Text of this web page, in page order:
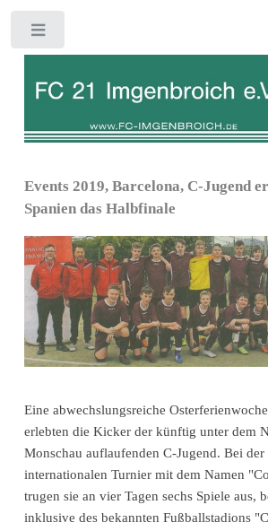
Events 2019, Barcelona, C-Jugend
Spanien das Halbfinale
Eine abwechslungsreiche
erlebten die Kicker der künftig unter dem
Monschau auflaufenden C-Jugend. Bei der
internationalen Turnier mit dem Namen
trugen sie an vier Tagen sechs Spiele aus,
inklusive des bekannten Fußballstadions